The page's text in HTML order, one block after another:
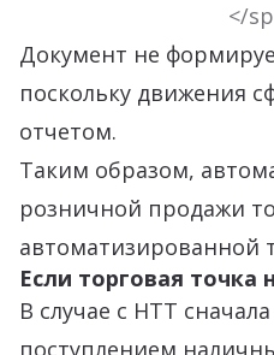
</
Документ не
поскольку движения
отчетом.
Таким образом,
розничной продажи
автоматизированной
Если торговая точка
В случае с НТТ
поступлением